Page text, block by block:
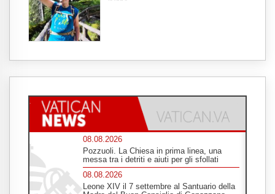
08.08.2026
Pozzuoli. La Chiesa in prima linea, una
messa tra i detriti e aiuti per gli sfollati
08.08.2026
Leone XIV il 7 settembre al Santuario della